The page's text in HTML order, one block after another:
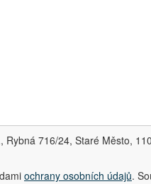
716/24, Staré Město,
ochrany osobních údajů.